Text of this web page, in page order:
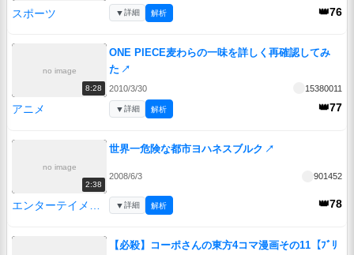
スポーツ 👑76
▼詳細 解析
no image
8:28
ONE PIECE麦わらの一味を詳しく再確認してみ
た ↗
2010/3/30 15380011
アニメ 👑77
▼詳細 解析
no image
2:38
世界一危険な都市ヨハネスブルク ↗
2008/6/3 901452
エンターテイメント 👑78
▼詳細 解析
【必殺】コーポさんの東方4コマ漫画その11【ﾌﾞﾘ